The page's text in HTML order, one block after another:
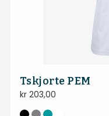
Tskjorte PEM
kr203,00